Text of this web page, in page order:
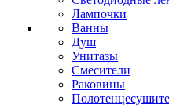
Лампочки
Ванны
Душ
Унитазы
Смесители
Раковины